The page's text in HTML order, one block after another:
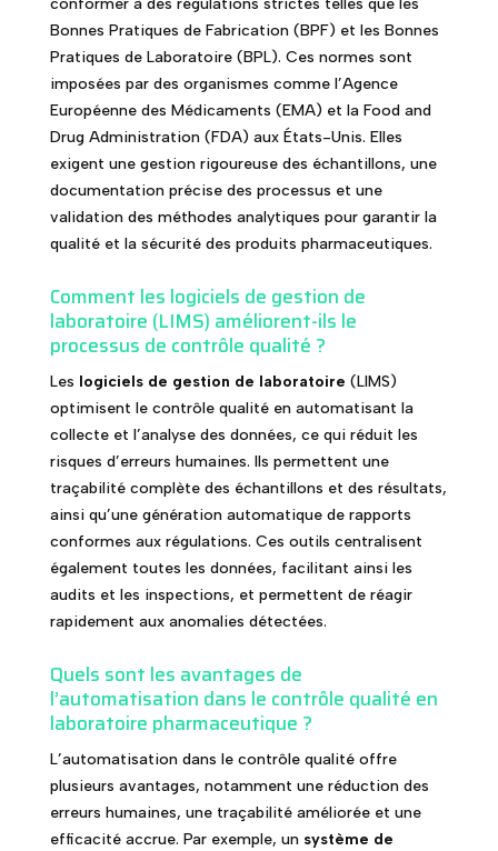
conformer à des régulations strictes telles que les
Bonnes Pratiques de Fabrication (BPF) et les Bonnes
Pratiques de Laboratoire (BPL). Ces normes sont
imposées par des organismes comme l’Agence
Européenne des Médicaments (EMA) et la Food and
Drug Administration (FDA) aux États-Unis. Elles
exigent une gestion rigoureuse des échantillons, une
documentation précise des processus et une
validation des méthodes analytiques pour garantir la
qualité et la sécurité des produits pharmaceutiques.
Comment les logiciels de gestion de
laboratoire (LIMS) améliorent-ils le
processus de contrôle qualité ?
Les logiciels de gestion de laboratoire (LIMS)
optimisent le contrôle qualité en automatisant la
collecte et l’analyse des données, ce qui réduit les
risques d’erreurs humaines. Ils permettent une
traçabilité complète des échantillons et des résultats,
ainsi qu’une génération automatique de rapports
conformes aux régulations. Ces outils centralisent
également toutes les données, facilitant ainsi les
audits et les inspections, et permettent de réagir
rapidement aux anomalies détectées.
Quels sont les avantages de
l’automatisation dans le contrôle qualité en
laboratoire pharmaceutique ?
L’automatisation dans le contrôle qualité offre
plusieurs avantages, notamment une réduction des
erreurs humaines, une traçabilité améliorée et une
efficacité accrue. Par exemple, un système de